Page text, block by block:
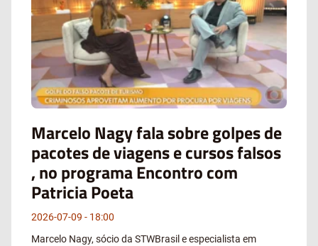
Marcelo Nagy fala sobre golpes de
pacotes de viagens e cursos falsos
, no programa Encontro com
Patricia Poeta
2026-07-09
18:00
Marcelo Nagy, sócio da STWBrasil e especialista em